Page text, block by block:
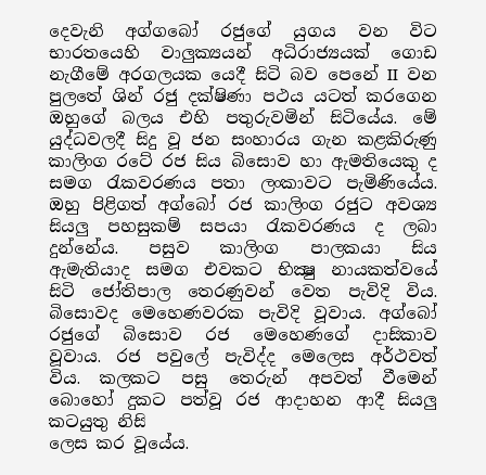
දෙවැනි අග්ගබෝ රජුගේ යුගය වන විට
භාරතයෙහි වාලුක්‍යයන් අධිරාජ්‍යයක් ගොඩ
නැගීමේ අරගලයක යෙදී සිටි බව පෙනේ II වන
පුලතේ ශින් රජු දක්ෂිණා පථය යටත් කරගෙන
ඔහුගේ බලය එහි පතුරුවමින් සිටියේය. මේ
යුද්ධවලදී සිදු වූ ජන සංහාරය ගැන කළකිරුණු
කාලිංග රටේ රජ සිය බිසොව හා ඇමතියෙකු ද
සමග රැකවරණය පතා ලංකාවට පැමිණියේය.
ඔහු පිළිගත් අග්බෝ රජ කාලිංග රජුට අවශ්‍ය
සියලු පහසුකම් සපයා රැකවරණය ද ලබා
දුන්නේය. පසුව කාලිංග පාලකයා සිය
ඇමැතියාද සමග එවකට භික්‍ෂු නායකත්වයේ
සිටි ජෝතිපාල තෙරණුවන් වෙත පැවිදි විය.
බිසොවද මෙහෙණවරක පැවිදි වූවාය. අග්බෝ
රජුගේ බිසොව රජ මෙහෙණගේ දාසිකාව
වූවාය. රජ පවුලේ පැවිද්ද මෙලෙස අර්ථවත්
විය. කලකට පසු තෙරුන් අපවත් වීමෙන්
බොහෝ දුකට පත්වූ රජ ආදාහන ආදී සියලු
කටයුතු නිසි
ලෙස කර වූයේය.